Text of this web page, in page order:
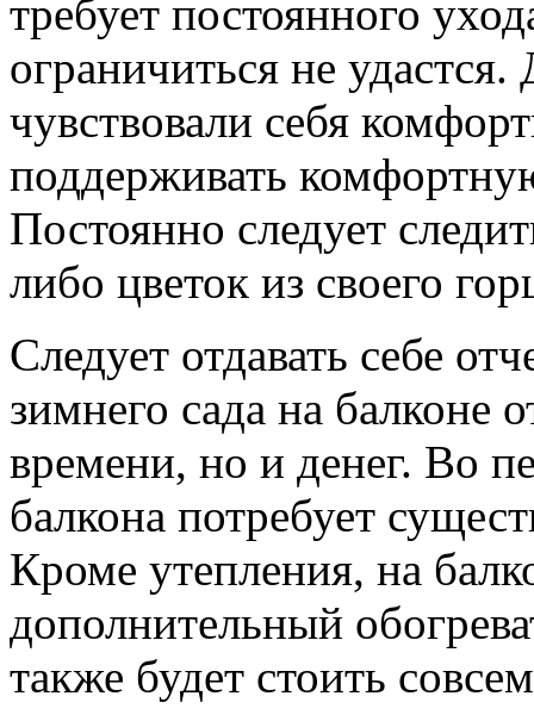
требует постоянного
ограничиться не
чувствовали себя
поддерживать
Постоянно следует
либо цветок из своего
Следует отдавать себе
зимнего сада на балконе
времени, но и денег. Во
балкона потребует
Кроме утепления, на
дополнительный
также будет стоить